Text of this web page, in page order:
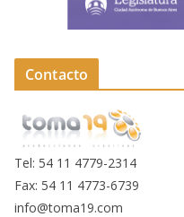
Contacto
Tel: 54 11 4779-2314
Fax: 54 11 4773-6739
info@toma19.com